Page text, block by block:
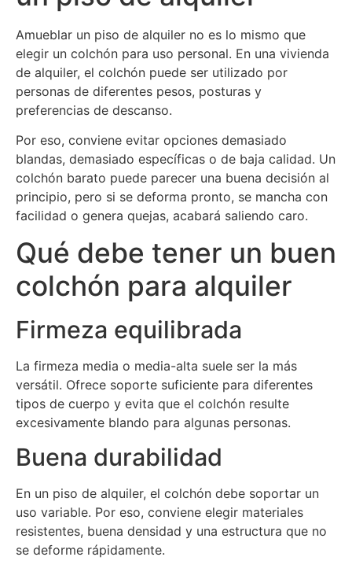
Amueblar un piso de alquiler no es lo mismo que
elegir un colchón para uso personal. En una vivienda
de alquiler, el colchón puede ser utilizado por
personas de diferentes pesos, posturas y
preferencias de descanso.
Por eso, conviene evitar opciones demasiado
blandas, demasiado específicas o de baja calidad. Un
colchón barato puede parecer una buena decisión al
principio, pero si se deforma pronto, se mancha con
facilidad o genera quejas, acabará saliendo caro.
Qué debe tener un buen
colchón para alquiler
Firmeza equilibrada
La firmeza media o media-alta suele ser la más
versátil. Ofrece soporte suficiente para diferentes
tipos de cuerpo y evita que el colchón resulte
excesivamente blando para algunas personas.
Buena durabilidad
En un piso de alquiler, el colchón debe soportar un
uso variable. Por eso, conviene elegir materiales
resistentes, buena densidad y una estructura que no
se deforme rápidamente.